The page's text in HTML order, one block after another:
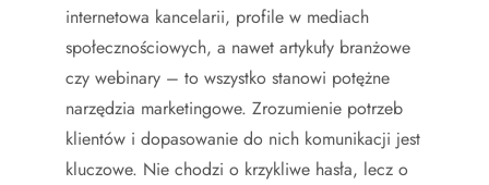
internetowa kancelarii, profile w mediach
społecznościowych, a nawet artykuły branżowe
czy webinary – to wszystko stanowi potężne
narzędzia marketingowe. Zrozumienie potrzeb
klientów i dopasowanie do nich komunikacji jest
kluczowe. Nie chodzi o krzykliwe hasła, lecz o